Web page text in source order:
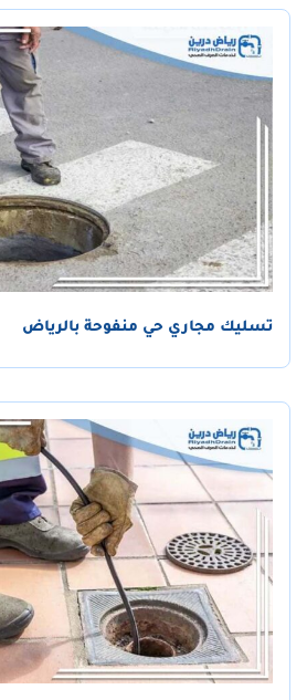
تسليك مجاري حي منفوحة بالرياض